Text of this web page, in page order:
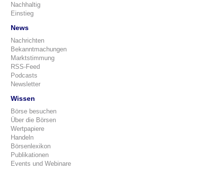
Nachhaltig
Einstieg
News
Nachrichten
Bekanntmachungen
Marktstimmung
RSS-Feed
Podcasts
Newsletter
Wissen
Börse besuchen
Über die Börsen
Wertpapiere
Handeln
Börsenlexikon
Publikationen
Events und Webinare